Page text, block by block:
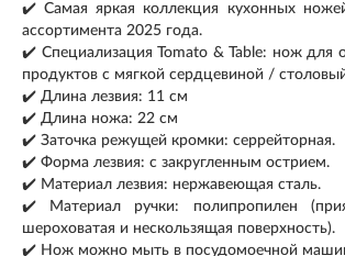
✔️ Самая яркая коллекция кухонных
ассортимента 2025 года.
✔️ Специализация Tomato & Table: нож для
продуктов с мягкой сердцевиной /
✔️ Длина лезвия: 11 см
✔️ Длина ножа: 22 см
✔️ Заточка режущей кромки: серрейторная.
✔️ Форма лезвия: с закругленным острием.
✔️ Материал лезвия: нержавеющая сталь.
✔️ Материал ручки: полипропилен
шероховатая и нескользящая поверхность).
✔️ Нож можно мыть в посудомоечной